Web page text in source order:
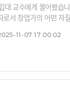
교수에게 물어봤습
서 창업가의 어떤 자
11-07 17:00:02